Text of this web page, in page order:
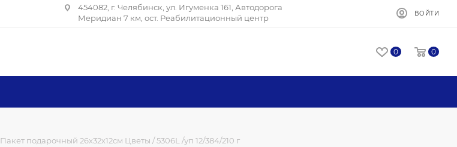
454082, г. Челябинск, ул. Игуменка 161, Автодорога
Меридиан 7 км, ост. Реабилитационный центр
ВОЙТИ
0 0
Пакет подарочный 26х32х12см Цветы / 5306L /уп 12/384/210 г